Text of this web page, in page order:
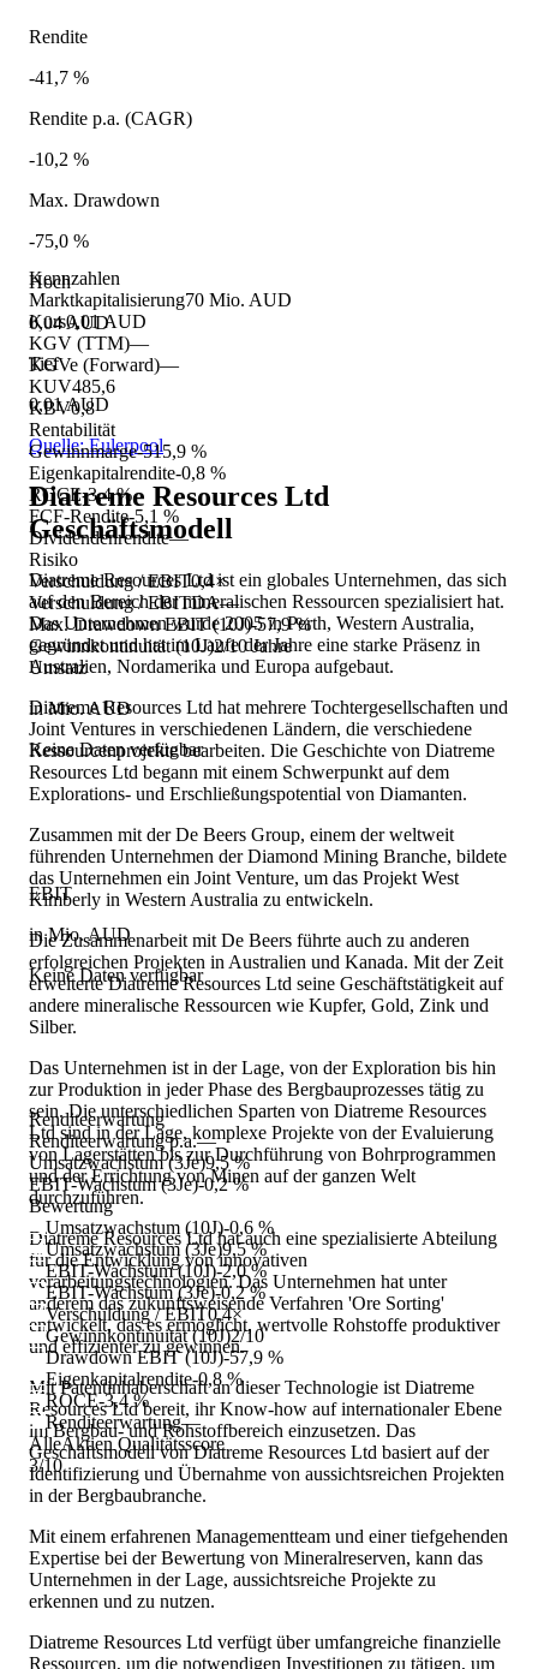
Kennzahlen
Marktkapitalisierung70 Mio. AUD
Kurs0,01 AUD
KGV (TTM)—
KGVe (Forward)—
KUV485,6
KBV0,8
Rentabilität
Gewinnmarge-515,9 %
Eigenkapitalrendite-0,8 %
ROCE-3,4 %
FCF-Rendite-5,1 %
Dividendenrendite—
Risiko
Verschuldung / EBIT0,4×
Verschuldung / EBITDA—
Max. Drawdown EBIT (10J)-57,9 %
Gewinnkontinuität (10J)2/10 Jahre
Umsatz
in Mio. AUD
Keine Daten verfügbar
EBIT
in Mio. AUD
Keine Daten verfügbar
Renditeerwartung
Renditeerwartung p.a.—
Umsatzwachstum (3Je)9,5 %
EBIT-Wachstum (3Je)-0,2 %
Bewertung
Umsatzwachstum (10J)-0,6 %
Umsatzwachstum (3Je)9,5 %
EBIT-Wachstum (10J)-2,0 %
EBIT-Wachstum (3Je)-0,2 %
Verschuldung / EBIT0,4×
Gewinnkontinuität (10J)2/10
Drawdown EBIT (10J)-57,9 %
Eigenkapitalrendite-0,8 %
ROCE-3,4 %
Renditeerwartung—
AlleAktien Qualitätsscore
3/10
Rendite
-41,7 %
Rendite p.a. (CAGR)
-10,2 %
Max. Drawdown
-75,0 %
Hoch
0,04 AUD
Tief
0,01 AUD
Quelle: Eulerpool
Diatreme Resources Ltd
Geschäftsmodell
Diatreme Resources Ltd ist ein globales Unternehmen, das sich
auf den Bereich der mineralischen Ressourcen spezialisiert hat.
Das Unternehmen wurde 2005 in Perth, Western Australia,
gegründet und hat im Laufe der Jahre eine starke Präsenz in
Australien, Nordamerika und Europa aufgebaut.
Diatreme Resources Ltd hat mehrere Tochtergesellschaften und
Joint Ventures in verschiedenen Ländern, die verschiedene
Ressourcenprojekte bearbeiten. Die Geschichte von Diatreme
Resources Ltd begann mit einem Schwerpunkt auf dem
Explorations- und Erschließungspotential von Diamanten.
Zusammen mit der De Beers Group, einem der weltweit
führenden Unternehmen der Diamond Mining Branche, bildete
das Unternehmen ein Joint Venture, um das Projekt West
Kimberly in Western Australia zu entwickeln.
Die Zusammenarbeit mit De Beers führte auch zu anderen
erfolgreichen Projekten in Australien und Kanada. Mit der Zeit
erweiterte Diatreme Resources Ltd seine Geschäftstätigkeit auf
andere mineralische Ressourcen wie Kupfer, Gold, Zink und
Silber.
Das Unternehmen ist in der Lage, von der Exploration bis hin
zur Produktion in jeder Phase des Bergbauprozesses tätig zu
sein. Die unterschiedlichen Sparten von Diatreme Resources
Ltd sind in der Lage, komplexe Projekte von der Evaluierung
von Lagerstätten bis zur Durchführung von Bohrprogrammen
und der Errichtung von Minen auf der ganzen Welt
durchzuführen.
Diatreme Resources Ltd hat auch eine spezialisierte Abteilung
für die Entwicklung von innovativen
verarbeitungstechnologien. Das Unternehmen hat unter
anderem das zukunftsweisende Verfahren 'Ore Sorting'
entwickelt, das es ermöglicht, wertvolle Rohstoffe produktiver
und effizienter zu gewinnen.
Mit Patentinhaberschaft an dieser Technologie ist Diatreme
Resources Ltd bereit, ihr Know-how auf internationaler Ebene
im Bergbau- und Rohstoffbereich einzusetzen. Das
Geschäftsmodell von Diatreme Resources Ltd basiert auf der
Identifizierung und Übernahme von aussichtsreichen Projekten
in der Bergbaubranche.
Mit einem erfahrenen Managementteam und einer tiefgehenden
Expertise bei der Bewertung von Mineralreserven, kann das
Unternehmen in der Lage, aussichtsreiche Projekte zu
erkennen und zu nutzen.
Diatreme Resources Ltd verfügt über umfangreiche finanzielle
Ressourcen, um die notwendigen Investitionen zu tätigen, um